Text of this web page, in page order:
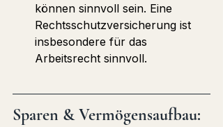
können sinnvoll sein. Eine
Rechtsschutzversicherung ist
insbesondere für das
Arbeitsrecht sinnvoll.
Sparen & Vermögensaufbau: